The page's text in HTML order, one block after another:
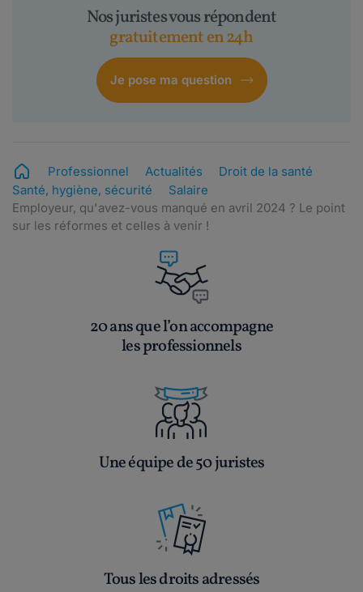
Nos juristes vous répondent
gratuitement en 24h
Je pose ma question
Professionnel Actualités
Droit de la santé
Santé, hygiène, sécurité
Salaire
Employeur, qu'avez-vous manqué en avril 2024 ? Le point
sur les réformes et celles à venir !
20 ans que l’on accompagne
les professionnels
Une équipe de 50 juristes
Tous les droits adressés